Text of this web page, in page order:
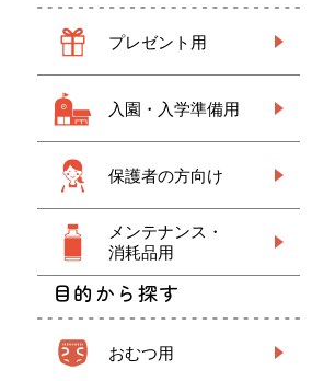
プレゼント用
入園・入学準備用
保護者の方向け
メンテナンス・
消耗品用
目的から探す
おむつ用